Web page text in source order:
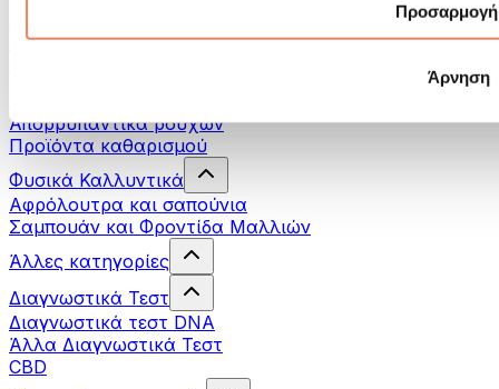
Προσαρμογή
Άρνηση
Θεραπεία με Κόκκινο Φως
Απορρυπαντικά ρούχων
Προϊόντα καθαρισμού
Φυσικά Καλλυντικά
Αφρόλουτρα και σαπούνια
Σαμπουάν και Φροντίδα Μαλλιών
Άλλες κατηγορίες
Διαγνωστικά Τεστ
Διαγνωστικά τεστ DNA
Άλλα Διαγνωστικά Τεστ
CBD